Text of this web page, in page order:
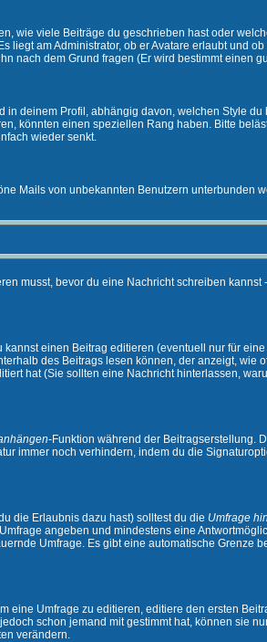
wie viele Beiträge du geschrieben hast oder
am Administrator, ob er Avatare erlaubt und
nach dem Grund fragen (Er wird bestimmt einen
deinem Profil, abhängig davon, welchen Style du
könnten einen speziellen Rang haben. Bitte
wieder senkt.
Mails von unbekannten Benutzern unterbunden
musst, bevor du eine Nachricht schreiben kannst
einen Beitrag editieren (eventuell nur für
des Beitrags lesen können, der anzeigt, wie
hat (Sie sollten eine Nachricht hinterlassen,
-Funktion während der Beitragserstellung.
immer noch verhindern, indem du die
die Erlaubnis dazu hast) solltest du die Umfrage
angeben und mindestens eine
Umfrage. Es gibt eine automatische Grenze
eine Umfrage zu editieren, editiere den ersten
schon jemand mit gestimmt hat, können sie
verändern.